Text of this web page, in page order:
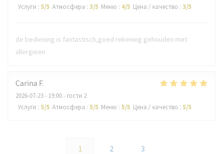
Услуги : 5/5 Атмосфера : 3/5 Меню : 4/5 Цена / качество : 3/5
de bediening is fantastisch,goed rekening gehouden met
allergieen
Carina F
2026-07-23- 19:00 - гости 2
Услуги : 5/5 Атмосфера : 5/5 Меню : 5/5 Цена / качество : 5/5
1 2 3